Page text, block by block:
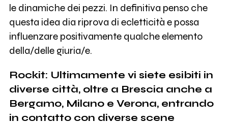
le dinamiche dei pezzi. In definitiva penso che
questa idea dia riprova di ecletticità e possa
influenzare positivamente qualche elemento
della/delle giuria/e.
Rockit: Ultimamente vi siete esibiti in
diverse città, oltre a Brescia anche a
Bergamo, Milano e Verona, entrando
in contatto con diverse scene